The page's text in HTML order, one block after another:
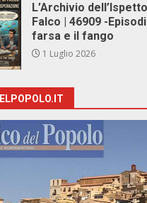
L’Archivio
Falco | 46909 -
farsa e il fango
1 Luglio 2026